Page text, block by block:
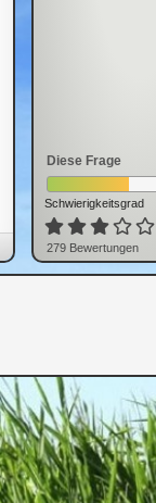
Diese Frage
Schwierigkeitsgrad
279 Bewertungen